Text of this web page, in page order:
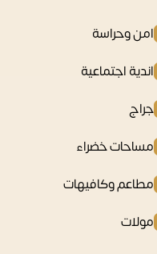
امن وحراسة
اندية اجتماعية
جراج
مساحات خضراء
مطاعم وكافيهات
مولات